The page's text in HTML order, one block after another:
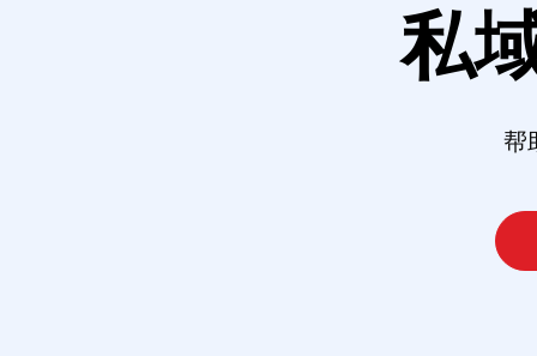
私
帮